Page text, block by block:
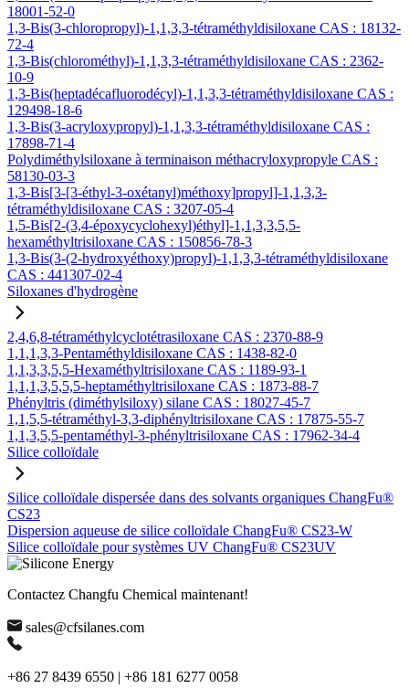
18001-52-0
1,3-Bis(3-chloropropyl)-1,1,3,3-tétraméthyldisiloxane CAS : 18132-
72-4
1,3-Bis(chlorométhyl)-1,1,3,3-tétraméthyldisiloxane CAS : 2362-
10-9
1,3-Bis(heptadécafluorodécyl)-1,1,3,3-tétraméthyldisiloxane CAS :
129498-18-6
1,3-Bis(3-acryloxypropyl)-1,1,3,3-tétraméthyldisiloxane CAS :
17898-71-4
Polydiméthylsiloxane à terminaison méthacryloxypropyle CAS :
58130-03-3
1,3-Bis[3-[3-éthyl-3-oxétanyl)méthoxy]propyl]-1,1,3,3-
tétraméthyldisiloxane CAS : 3207-05-4
1,5-Bis[2-(3,4-époxycyclohexyl)éthyl]-1,1,3,3,5,5-
hexaméthyltrisiloxane CAS : 150856-78-3
1,3-Bis(3-(2-hydroxyéthoxy)propyl)-1,1,3,3-tétraméthyldisiloxane
CAS : 441307-02-4
Siloxanes d'hydrogène
2,4,6,8-tétraméthylcyclotétrasiloxane CAS : 2370-88-9
1,1,1,3,3-Pentaméthyldisiloxane CAS : 1438-82-0
1,1,3,3,5,5-Hexaméthyltrisiloxane CAS : 1189-93-1
1,1,1,3,5,5,5-heptaméthyltrisiloxane CAS : 1873-88-7
Phényltris (diméthylsiloxy) silane CAS : 18027-45-7
1,1,5,5-tétraméthyl-3,3-diphényltrisiloxane CAS : 17875-55-7
1,1,3,5,5-pentaméthyl-3-phényltrisiloxane CAS : 17962-34-4
Silice colloïdale
Silice colloïdale dispersée dans des solvants organiques ChangFu®
CS23
Dispersion aqueuse de silice colloïdale ChangFu® CS23-W
Silice colloïdale pour systèmes UV ChangFu® CS23UV
Contactez Changfu Chemical maintenant!
sales@cfsilanes.com
+86 27 8439 6550 | +86 181 6277 0058